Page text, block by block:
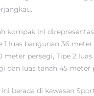
kompak ini
1 luas bangunan 36
meter persegi, Tipe 2
dan luas tanah 45 meter
berada di kawasan